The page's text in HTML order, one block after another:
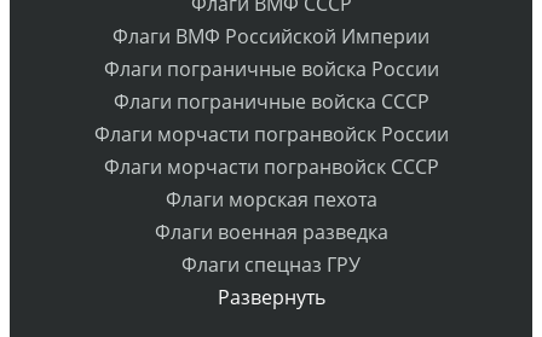
Флаги ВМФ Российской Империи
Флаги пограничные войска России
Флаги пограничные войска СССР
Флаги морчасти погранвойск России
Флаги морчасти погранвойск СССР
Флаги морская пехота
Флаги военная разведка
Флаги спецназ ГРУ
Развернуть